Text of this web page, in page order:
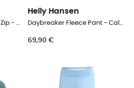
W Lifa Merino Knitevo 1/2 Zip - Roupa interior térmica mulher
Helly Hansen
Daybreaker Fleece Pant - Calça fato treino homem
69,90 €